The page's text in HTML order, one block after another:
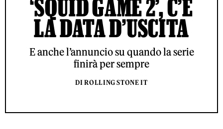
‘SQUID GAME 2’, C’È
LA DATA D’USCITA
E anche l’annuncio su quando la serie
finirà per sempre
DI ROLLING STONE IT